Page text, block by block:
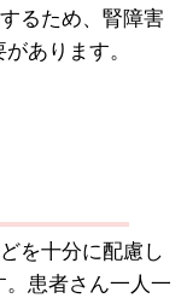
るため、腎障害
あります。
を十分に配慮し
患者さん一人一